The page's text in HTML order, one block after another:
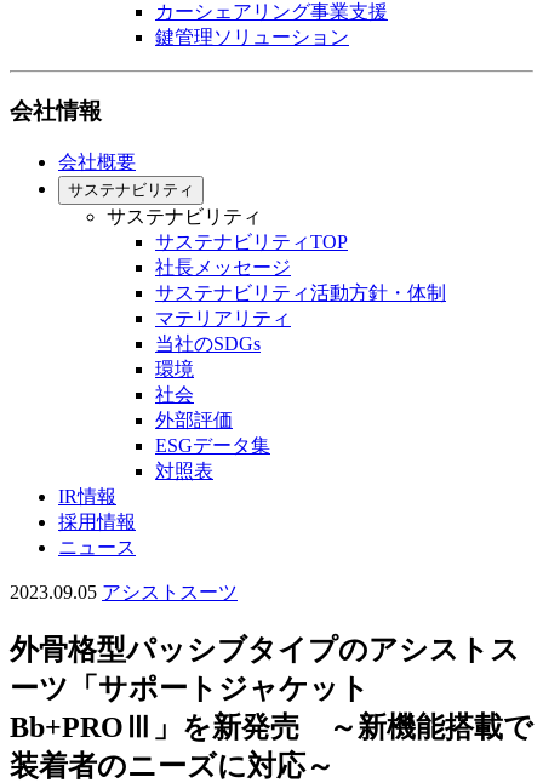
カーシェアリング事業支援
鍵管理ソリューション
会社情報
会社概要
サステナビリティ
サステナビリティ
サステナビリティTOP
社長メッセージ
サステナビリティ活動方針・体制
マテリアリティ
当社のSDGs
環境
社会
外部評価
ESGデータ集
対照表
IR情報
採用情報
ニュース
2023.09.05 アシストスーツ
外骨格型パッシブタイプのアシストス
ーツ「サポートジャケット
Bb+PROⅢ」を新発売 ～新機能搭載で
装着者のニーズに対応～